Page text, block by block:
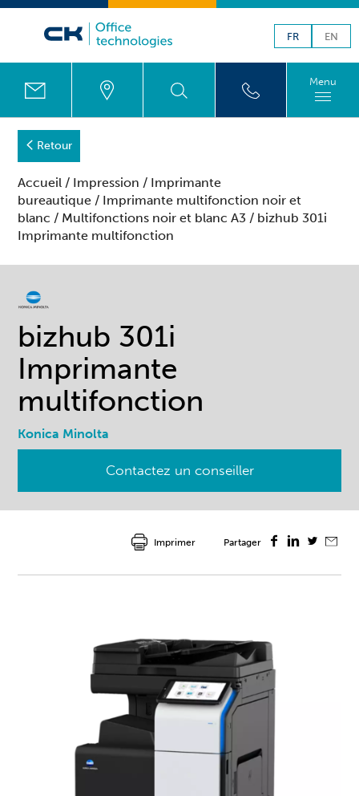
FR EN
Menu
Retour
Accueil / Impression / Imprimante
bureautique / Imprimante multifonction noir et
blanc / Multifonctions noir et blanc A3 / bizhub 301i
Imprimante multifonction
bizhub 301i
Imprimante
multifonction
Konica Minolta
Contactez un conseiller
Partager
Imprimer